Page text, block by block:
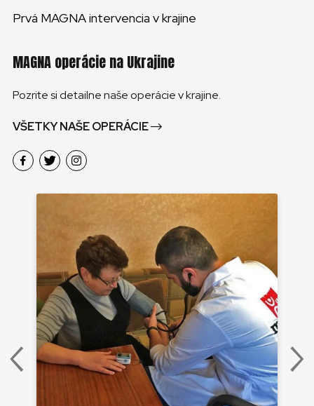
Prvá MAGNA intervencia v krajine
MAGNA operácie na Ukrajine
Pozrite si detailne naše operácie v krajine.
VŠETKY NAŠE OPERÁCIE